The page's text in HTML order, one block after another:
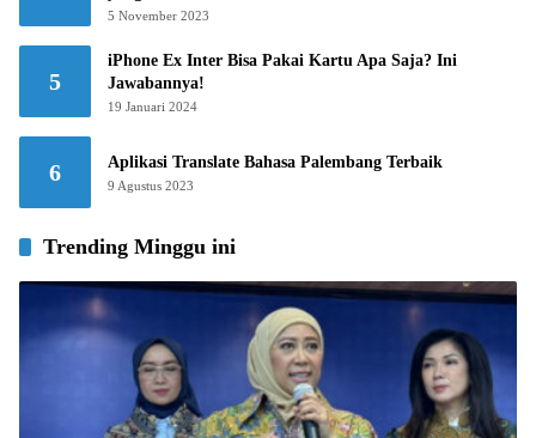
5 November 2023
5
iPhone Ex Inter Bisa Pakai Kartu Apa Saja? Ini
Jawabannya!
19 Januari 2024
6 Aplikasi Translate Bahasa Palembang Terbaik
9 Agustus 2023
Trending Minggu ini